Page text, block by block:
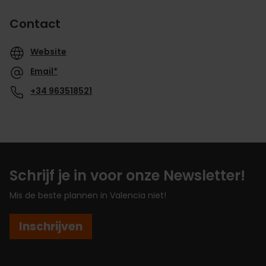
Contact
Website
Email*
+34 963518521
Schrijf je in voor onze Newsletter!
Mis de beste plannen in Valencia niet!
Inschrijven